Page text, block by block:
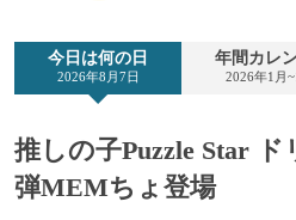
ト
カ
ー
今日は何の日
2026年8月7日
年間カレ
2026年1月
推しの子Puzzle Star
弾MEMちょ登場